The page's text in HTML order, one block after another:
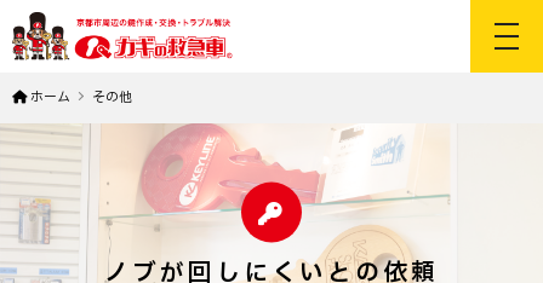
ホーム その他
ノブが回しにくいとの依頼